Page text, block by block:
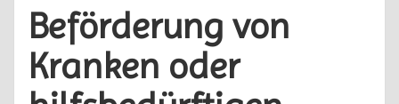
Beförderung von
Kranken oder